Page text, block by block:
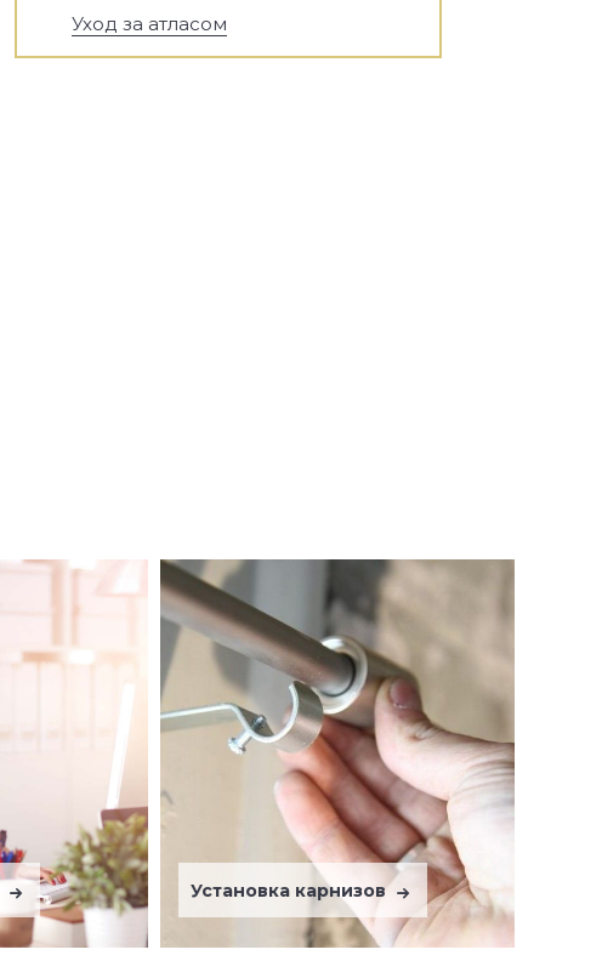
Уход за атласом
Установка карнизов